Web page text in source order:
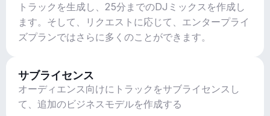
トラックを生成し、25分までのDJミックスを作成し
ます。そして、リクエストに応じて、エンタープライ
ズプランではさらに多くのことができます。
サブライセンス
オーディエンス向けにトラックをサブライセンスし
て、追加のビジネスモデルを作成する